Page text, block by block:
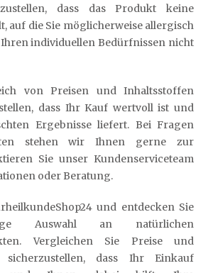
dass das Produkt keine
auf die Sie möglicherweise allergisch
individuellen Bedürfnissen nicht
von Preisen und Inhaltsstoffen
dass Ihr Kauf wertvoll ist und
Ergebnisse liefert. Bei Fragen
stehen wir Ihnen gerne zur
Sie unser Kundenserviceteam
oder Beratung.
und entdecken Sie
Auswahl an natürlichen
Vergleichen Sie Preise und
sicherzustellen, dass Ihr Einkauf